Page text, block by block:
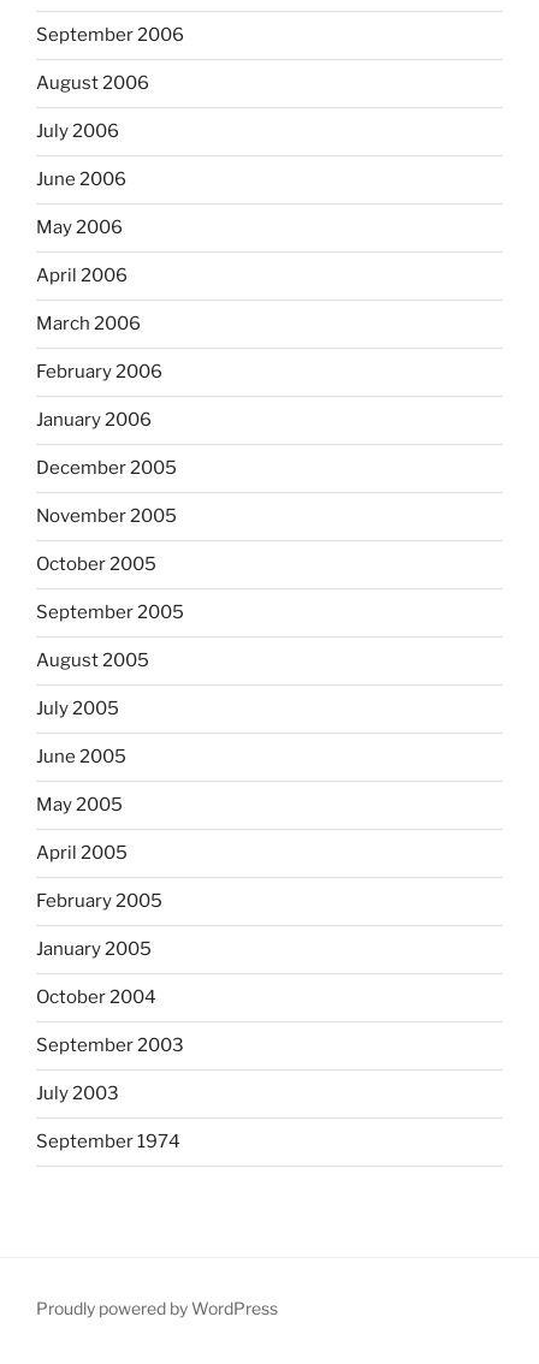
September 2006
August 2006
July 2006
June 2006
May 2006
April 2006
March 2006
February 2006
January 2006
December 2005
November 2005
October 2005
September 2005
August 2005
July 2005
June 2005
May 2005
April 2005
February 2005
January 2005
October 2004
September 2003
July 2003
September 1974
Proudly powered by WordPress